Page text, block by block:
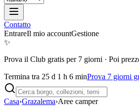
Contatto
EntrareIl mio accountGestione
✨
Prova il Club gratis per 7 giorni · Poi
Termina tra 25 d 1 h 6 minProva 7 giorni
Casa›Grazalema›Aree camper